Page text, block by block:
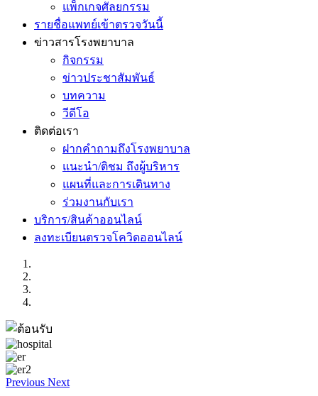
แพ็กเกจศัลยกรรม
รายชื่อแพทย์เข้าตรวจวันนี้
ข่าวสารโรงพยาบาล
กิจกรรม
ข่าวประชาสัมพันธ์
บทความ
วีดีโอ
ติดต่อเรา
ฝากคำถามถึงโรงพยาบาล
แนะนำ/ติชม ถึงผู้บริหาร
แผนที่และการเดินทาง
ร่วมงานกับเรา
บริการ/สินค้าออนไลน์
ลงทะเบียนตรวจโควิดออนไลน์
Previous Next